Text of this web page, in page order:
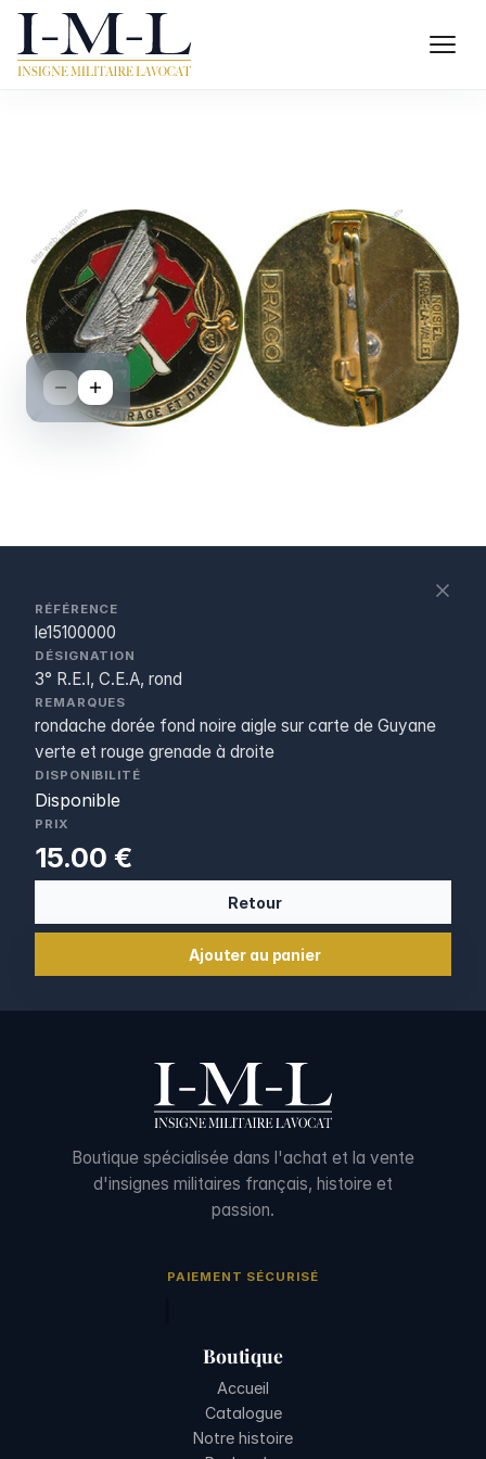
RÉFÉRENCE
le15100000
DÉSIGNATION
3° R.E.I, C.E.A, rond
REMARQUES
rondache dorée fond noire aigle sur carte de Guyane
verte et rouge grenade à droite
DISPONIBILITÉ
Disponible
PRIX
15.00 €
Retour
Ajouter au panier
Boutique spécialisée dans l'achat et la vente
d'insignes militaires français, histoire et
passion.
PAIEMENT SÉCURISÉ
Boutique
Accueil
Catalogue
Notre histoire